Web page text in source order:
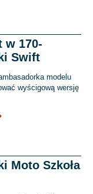
w 170-
Swift
modelu
wyścigową wersję
Moto Szkoła